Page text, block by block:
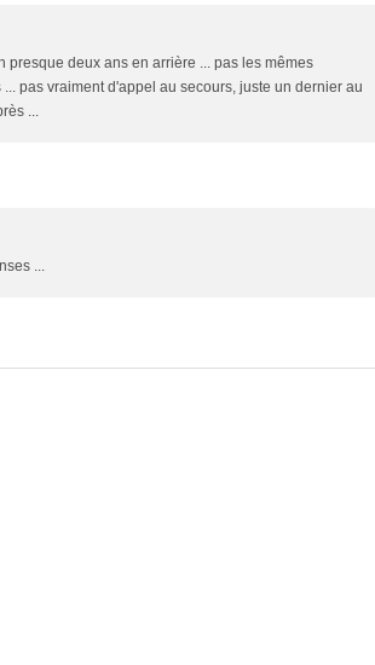
presque deux ans en arrière ... pas les mêmes
pas vraiment d'appel au secours, juste un dernier au
...
...